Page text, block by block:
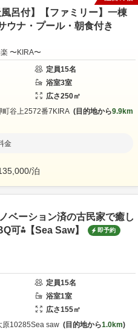
風呂付】【ファミリー】一棟
ウナ・プール・朝食付き
〜KIRA〜
定員15名
浴室3室
広さ250㎡
町谷上2572番7 KIRA 目的地から9.9km
金
/泊
ベーション済の古民家で癒し
可⁂【Sea Saw】
即予約
定員15名
浴室1室
広さ155㎡
原10285Sea saw 目的地から1.0km